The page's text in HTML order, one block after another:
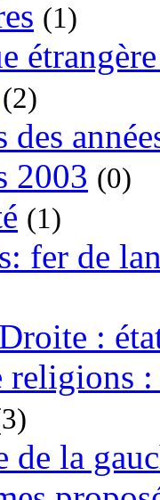
(1)
(2)
2003 (0)
(1)
fer de
:
religions
de la